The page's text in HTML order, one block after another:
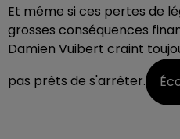
Et même si ces pertes de
grosses conséquences
Damien Vuibert craint
pas prêts de s'arrêter.